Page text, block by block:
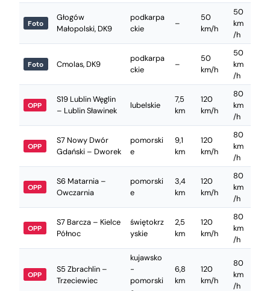
Foto
Głogów
Małopolski, DK9
podkarpa
ckie
–
50
km/h
50
km
/h
Foto Cmolas, DK9
podkarpa
ckie
–
50
km/h
50
km
/h
OPP
S19 Lublin Węglin
– Lublin Sławinek
lubelskie
7,5
km
120
km/h
80
km
/h
OPP
S7 Nowy Dwór
Gdański – Dworek
pomorski
e
9,1
km
120
km/h
80
km
/h
OPP
S6 Matarnia –
Owczarnia
pomorski
e
3,4
km
120
km/h
80
km
/h
OPP
S7 Barcza – Kielce
Północ
świętokrz
yskie
2,5
km
120
km/h
80
km
/h
OPP
S5 Zbrachlin –
Trzeciewiec
kujawsko
-
pomorski
6,8
km
120
km/h
80
km
/h